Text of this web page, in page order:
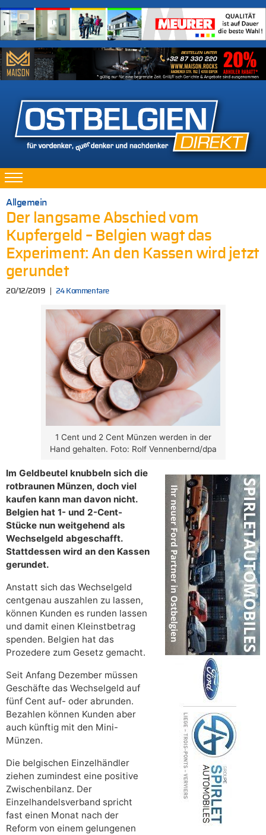
Allgemein
Der langsame Abschied vom
Kupfergeld – Belgien wagt das
Experiment: An den Kassen wird jetzt
gerundet
20/12/2019 24 Kommentare
1 Cent und 2 Cent Münzen werden in der
Hand gehalten. Foto: Rolf Vennenbernd/dpa
Im Geldbeutel knubbeln sich die
rotbraunen Münzen, doch viel
kaufen kann man davon nicht.
Belgien hat 1- und 2-Cent-
Stücke nun weitgehend als
Wechselgeld abgeschafft.
Stattdessen wird an den Kassen
gerundet.
Anstatt sich das Wechselgeld
centgenau auszahlen zu lassen,
können Kunden es runden lassen
und damit einen Kleinstbetrag
spenden. Belgien hat das
Prozedere zum Gesetz gemacht.
Seit Anfang Dezember müssen
Geschäfte das Wechselgeld auf
fünf Cent auf- oder abrunden.
Bezahlen können Kunden aber
auch künftig mit den Mini-
Münzen.
Die belgischen Einzelhändler
ziehen zumindest eine positive
Zwischenbilanz. Der
Einzelhandelsverband spricht
fast einen Monat nach der
Reform von einem gelungenen